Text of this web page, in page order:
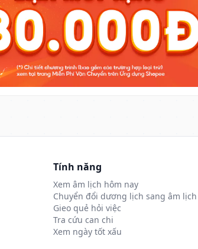
Tính năng
Xem âm lịch hôm nay
Chuyển đổi dương lịch sang âm lịch
Gieo quẻ hỏi việc
Tra cứu can chi
Xem ngày tốt xấu